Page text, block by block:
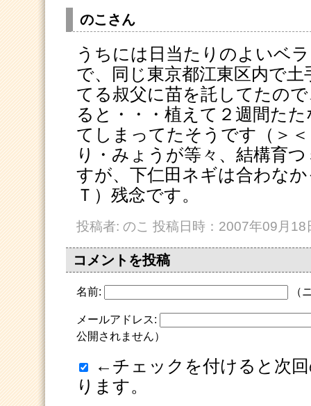
のこさん
うちには日当たりのよいベ
で、同じ東京都江東区内で
てる叔父に苗を託してたの
ると・・・植えて２週間た
てしまってたそうです（＞
り・みょうが等々、結構育
すが、下仁田ネギは合わな
Ｔ）残念です。
投稿者: のこ 投稿日時：2007年09月18
コメントを投稿
名前: （
メールアドレス:
公開されません）
←チェックを付けると次
ります。